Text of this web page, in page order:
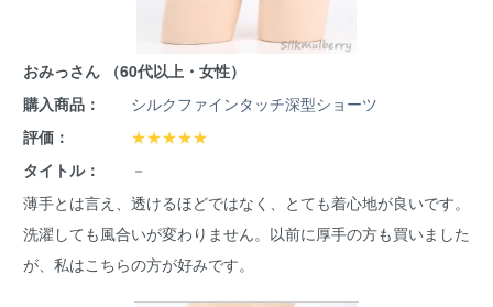
おみっさん （60代以上・女性）
購入商品：
シルクファインタッチ深型ショーツ
評価：
★★★★★
タイトル：
－
薄手とは言え、透けるほどではなく、とても着心地が良いです。
洗濯しても風合いが変わりません。以前に厚手の方も買いました
が、私はこちらの方が好みです。